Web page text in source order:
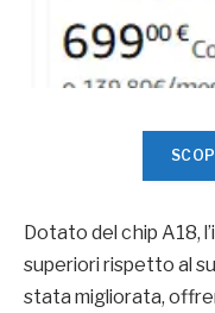
Dotato del chip A18,
superiori rispetto al
stata migliorata,